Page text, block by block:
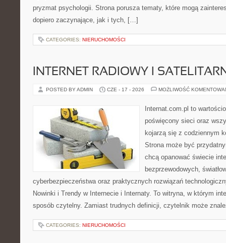
pryzmat psychologii. Strona porusza tematy, które mogą
dopiero zaczynające, jak i tych, […]
CATEGORIES: NIERUCHOMOŚCI
INTERNET RADIOWY I
POSTED BY ADMIN CZE - 17 - 2026 MOŻLIWOŚĆ
Internat.com.pl to
poświęcony sieci oraz
kojarzą się z codziennym
Strona może być
chcą opanować świecie
bezprzewodowych,
cyberbezpieczeństwa oraz praktycznych rozwiązań
Nowinki i Trendy w Internecie i Internaty. To witryna, w którym
sposób czytelny. Zamiast trudnych definicji, czytelnik może
CATEGORIES: NIERUCHOMOŚCI